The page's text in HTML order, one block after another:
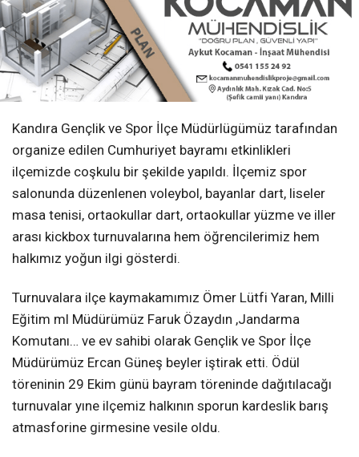
Kandıra Gençlik ve Spor İlçe Müdürlügümüz tarafından
organize edilen Cumhuriyet bayramı etkinlikleri
ilçemizde coşkulu bir şekilde yapıldı. İlçemiz spor
salonunda düzenlenen voleybol, bayanlar dart, liseler
masa tenisi, ortaokullar dart, ortaokullar yüzme ve iller
arası kickbox turnuvalarına hem öğrencilerimiz hem
halkımız yoğun ilgi gösterdi.
Turnuvalara ilçe kaymakamımız Ömer Lütfi Yaran, Milli
Eğitim ml Müdürümüz Faruk Özaydın ,Jandarma
Komutanı… ve ev sahibi olarak Gençlik ve Spor İlçe
Müdürümüz Ercan Güneş beyler iştirak etti. Ödül
töreninin 29 Ekim günü bayram töreninde dağıtılacağı
turnuvalar yıne ilçemiz halkının sporun kardeslik barış
atmasforine girmesine vesile oldu.